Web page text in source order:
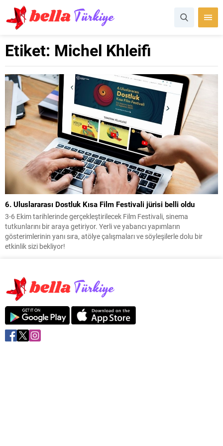
Etiket: Michel Khleifi
6. Uluslararası Dostluk Kısa Film Festivali jürisi belli oldu
3-6 Ekim tarihlerinde gerçekleştirilecek Film Festivali, sinema
tutkunlarını bir araya getiriyor. Yerli ve yabancı yapımların
gösterimlerinin yanı sıra, atölye çalışmaları ve söyleşilerle dolu bir
etkinlik sizi bekliyor!